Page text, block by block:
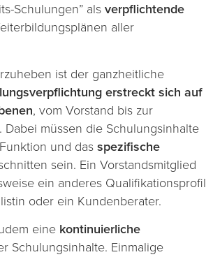
Schulungen” als verpflichtende
aller
ist der ganzheitliche
erstreckt sich auf
, vom Vorstand bis zur
Dabei müssen die Schulungsinhalte
und das spezifische
sein. Ein Vorstandsmitglied
ein anderes Qualifikationsprofil
oder ein Kundenberater.
eine kontinuierliche
Schulungsinhalte. Einmalige